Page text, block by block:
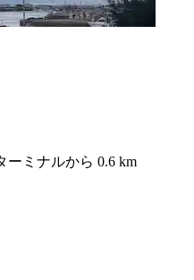
ーミナルから 0.6 km